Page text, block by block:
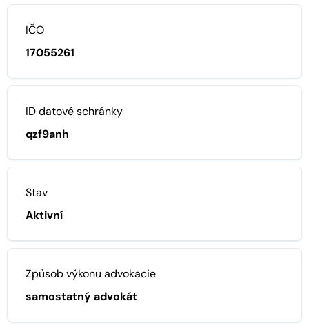
IČO
17055261
ID datové schránky
qzf9anh
Stav
Aktivní
Způsob výkonu advokacie
samostatný advokát